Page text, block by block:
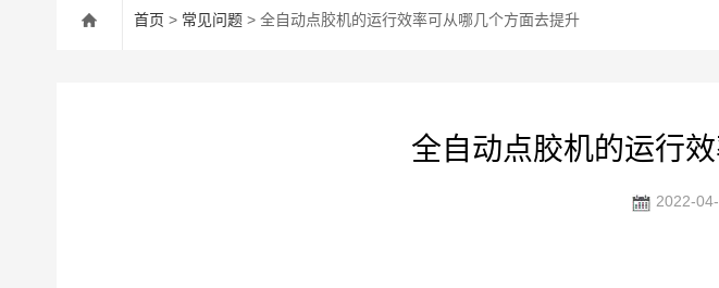
首页 > 常见问题 > 全自动点胶机的运行效率可从哪几个方面去提升
全自动点胶机的运行
2022-